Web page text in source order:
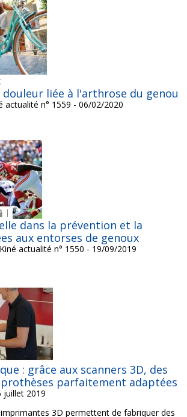
douleur liée à l'arthrose du genou
actualité n° 1559 - 06/02/2020
dans la prévention et la
aux entorses de genoux
Kiné actualité n° 1550 - 19/09/2019
: grâce aux scanners 3D, des
parfaitement adaptées
juillet 2019
3D permettent de fabriquer des